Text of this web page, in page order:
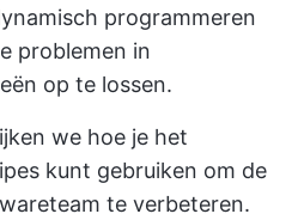
programmeren
problemen in
op te lossen.
we hoe je het
kunt gebruiken om de
te verbeteren.